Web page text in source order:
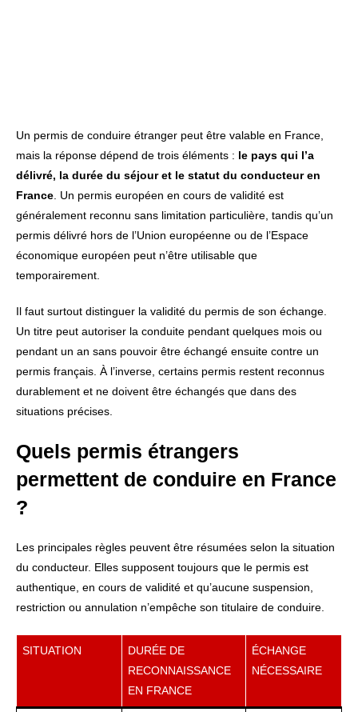
Un permis de conduire étranger peut être valable en France,
mais la réponse dépend de trois éléments : le pays qui l’a
délivré, la durée du séjour et le statut du conducteur en
France. Un permis européen en cours de validité est
généralement reconnu sans limitation particulière, tandis qu’un
permis délivré hors de l’Union européenne ou de l’Espace
économique européen peut n’être utilisable que
temporairement.
Il faut surtout distinguer la validité du permis de son échange.
Un titre peut autoriser la conduite pendant quelques mois ou
pendant un an sans pouvoir être échangé ensuite contre un
permis français. À l’inverse, certains permis restent reconnus
durablement et ne doivent être échangés que dans des
situations précises.
Quels permis étrangers
permettent de conduire en France
?
Les principales règles peuvent être résumées selon la situation
du conducteur. Elles supposent toujours que le permis est
authentique, en cours de validité et qu’aucune suspension,
restriction ou annulation n’empêche son titulaire de conduire.
SITUATION
DURÉE DE
RECONNAISSANCE
EN FRANCE
ÉCHANGE
NÉCESSAIRE